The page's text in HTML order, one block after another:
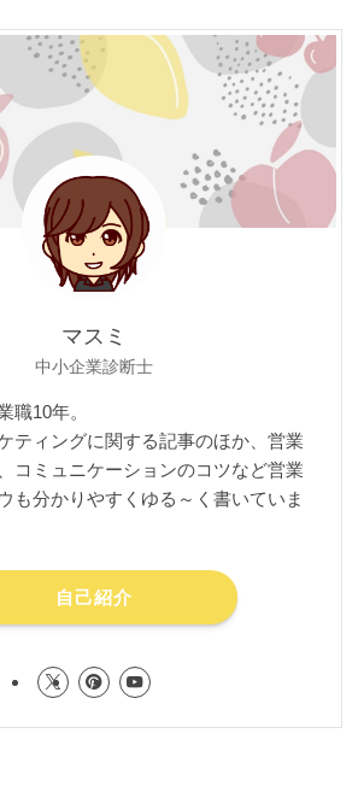
マスミ
中小企業診断士
職10年。
ティングに関する記事のほか、営業
コミュニケーションのコツなど営業
も分かりやすくゆる～く書いていま
自己紹介